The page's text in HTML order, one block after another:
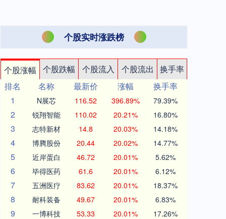
个股实时涨跌榜
个股涨幅 个股跌幅 个股流入 个股流出
换手率
排名
名称 最新价 涨幅
换手率
1
N展芯 116.52 396.89% 79.39%
2 锐翔智能 110.02 20.21% 16.80%
3 志特新材 14.8 20.03% 14.18%
4 博腾股份 20.44 20.02% 14.77%
5 近岸蛋白 46.72 20.01% 5.62%
6 毕得医药 61.6 20.01% 6.12%
7 五洲医疗 83.62 20.01% 18.37%
8 耐科装备 49.67 20.01% 6.83%
9 一博科技 53.33 20.01% 17.26%